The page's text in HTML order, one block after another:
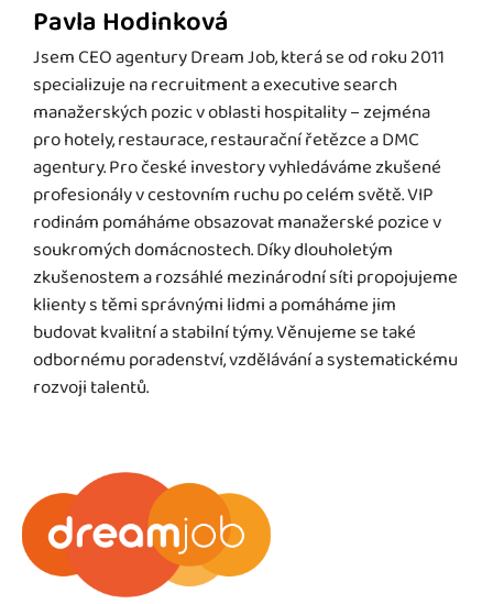
Pavla Hodinková
Jsem CEO agentury Dream Job, která se od roku 2011
specializuje na recruitment a executive search
manažerských pozic v oblasti hospitality – zejména
pro hotely, restaurace, restaurační řetězce a DMC
agentury. Pro české investory vyhledáváme zkušené
profesionály v cestovním ruchu po celém světě. VIP
rodinám pomáháme obsazovat manažerské pozice v
soukromých domácnostech. Díky dlouholetým
zkušenostem a rozsáhlé mezinárodní síti propojujeme
klienty s těmi správnými lidmi a pomáháme jim
budovat kvalitní a stabilní týmy. Věnujeme se také
odbornému poradenství, vzdělávání a systematickému
rozvoji talentů.